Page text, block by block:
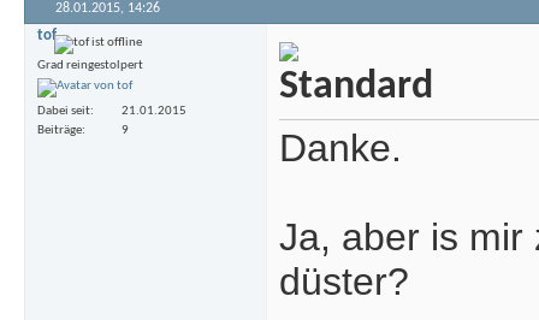
28.01.2015, 14:26
tof
Grad reingestolpert
Dabei seit
21.01.2015
Beiträge
9 Danke.
Ja, aber is
düster?